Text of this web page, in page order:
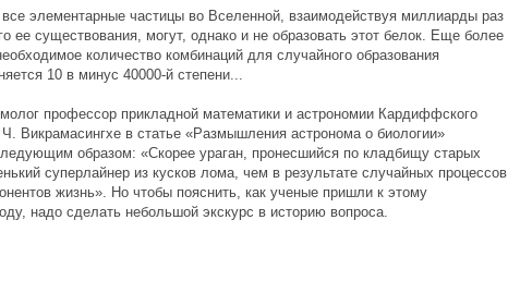
элементарные частицы во Вселенной, взаимодействуя миллиарды раз
ее существования, могут, однако и не образовать этот белок. Еще более
количество комбинаций для случайного образования
10 в минус 40000-й степени...
профессор прикладной математики и астрономии Кардиффского
Викрамасингхе в статье «Размышления астронома о биологии»
образом: «Скорее ураган, пронесшийся по кладбищу старых
суперлайнер из кусков лома, чем в результате случайных процессов
жизнь». Но чтобы пояснить, как ученые пришли к этому
надо сделать небольшой экскурс в историю вопроса.